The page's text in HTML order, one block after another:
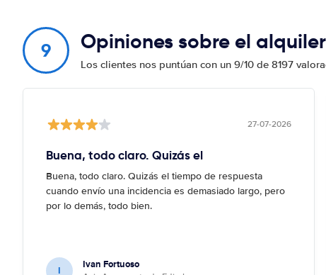
9 Opiniones sobre el
Los clientes nos puntúan con un 9/10 de 8197
27-07-2026
Buena, todo claro. Quizás el
Buena, todo claro. Quizás el tiempo de respuesta
cuando envío una incidencia es demasiado largo, pero
por lo demás, todo bien.
I Ivan Fortuoso